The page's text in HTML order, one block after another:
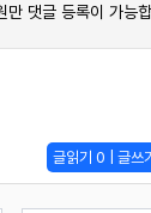
만 댓글 등록이 가능
글읽기 0 | 글